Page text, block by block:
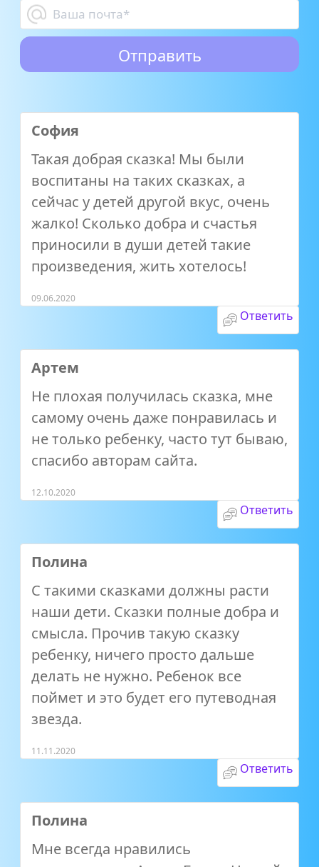
София
Такая добрая сказка! Мы были
воспитаны на таких сказках, а
сейчас у детей другой вкус, очень
жалко! Сколько добра и счастья
приносили в души детей такие
произведения, жить хотелось!
09.06.2020
Ответить
Артем
Не плохая получилась сказка, мне
самому очень даже понравилась и
не только ребенку, часто тут бываю,
спасибо авторам сайта.
12.10.2020
Ответить
Полина
С такими сказками должны расти
наши дети. Сказки полные добра и
смысла. Прочив такую сказку
ребенку, ничего просто дальше
делать не нужно. Ребенок все
поймет и это будет его путеводная
звезда.
11.11.2020
Ответить
Полина
Мне всегда нравились